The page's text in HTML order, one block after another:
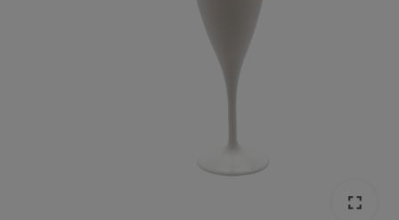
fullscreen